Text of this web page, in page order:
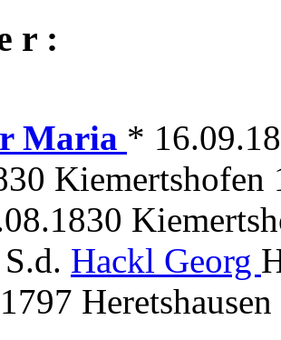
r :
Maria *
Kiemertshofen
S.d. Hackl Georg
Heretshausen